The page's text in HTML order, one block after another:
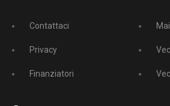
Contattaci
Privacy
Finanziatori